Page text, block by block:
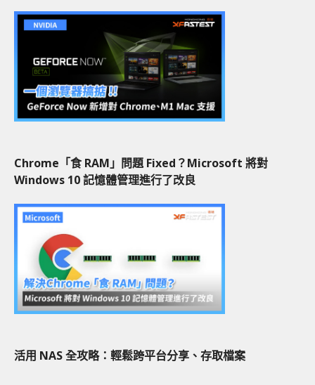
Chrome「食 RAM」問題 Fixed？Microsoft 將對
Windows 10 記憶體管理進行了改良
活用 NAS 全攻略：輕鬆跨平台分享、存取檔案